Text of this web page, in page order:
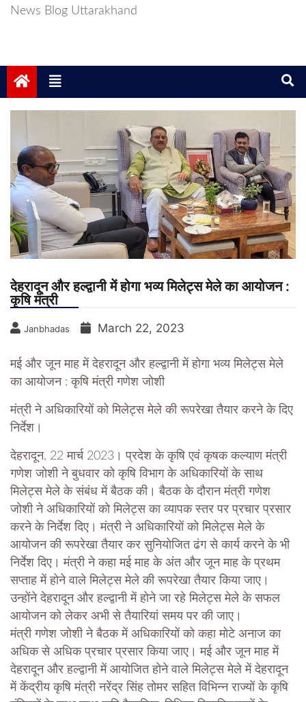
News Blog Uttarakhand
देहरादून और हल्द्वानी में होगा भव्य मिलेट्स मेले का आयोजन :
कृषि मंत्री
Janbhadas March 22, 2023
मई और जून माह में देहरादून और हल्द्वानी में होगा भव्य मिलेट्स मेले
का आयोजन : कृषि मंत्री गणेश जोशी
मंत्री ने अधिकारियों को मिलेट्स मेले की रूपरेखा तैयार करने के दिए
निर्देश।
देहरादून, 22 मार्च 2023। प्रदेश के कृषि एवं कृषक कल्याण मंत्री
गणेश जोशी ने बुधवार को कृषि विभाग के अधिकारियों के साथ
मिलेट्स मेले के संबंध में बैठक की। बैठक के दौरान मंत्री गणेश
जोशी ने अधिकारियों को मिलेट्स का व्यापक स्तर पर प्रचार प्रसार
करने के निर्देश दिए। मंत्री ने अधिकारियों को मिलेट्स मेले के
आयोजन की रूपरेखा तैयार कर सुनियोजित ढंग से कार्य करने के भी
निर्देश दिए। मंत्री ने कहा मई माह के अंत और जून माह के प्रथम
सप्ताह में होने वाले मिलेट्स मेले की रूपरेखा तैयार किया जाए।
उन्होंने देहरादून और हल्द्वानी में होने जा रहे मिलेट्स मेले के सफल
आयोजन को लेकर अभी से तैयारियां समय पर की जाए।
मंत्री गणेश जोशी ने बैठक में अधिकारियों को कहा मोटे अनाज का
अधिक से अधिक प्रचार प्रसार किया जाए। मई और जून माह में
देहरादून और हल्द्वानी में आयोजित होने वाले मिलेट्स मेले में देहरादून
में केंद्रीय कृषि मंत्री नरेंद्र सिंह तोमर सहित विभिन्न राज्यों के कृषि